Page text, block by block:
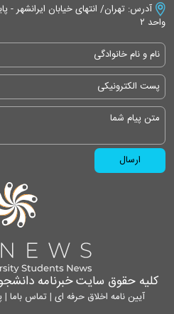
واحد ۲
کلیه حقوق سایت خبرنامه
آیین نامه اخلاق حرفه ای | تماس باما |